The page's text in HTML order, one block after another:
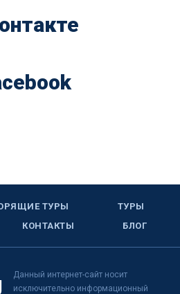
ТУРЫ
ТУРЫ
КОНТАКТЫ БЛОГ
Данный интернет-сайт носит
исключительно информационный